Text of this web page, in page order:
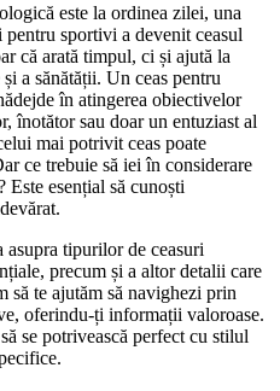
este la ordinea zilei, una
sportivi a devenit ceasul
că arată timpul, ci și ajută la
a sănătății. Un ceas pentru
în atingerea obiectivelor
înotător sau doar un entuziast al
mai potrivit ceas poate
ce trebuie să iei în considerare
Este esențial să cunoști
tipurilor de ceasuri
precum și a altor detalii care
să te ajutăm să navighezi prin
oferindu-ți informații valoroase.
se potrivească perfect cu stilul